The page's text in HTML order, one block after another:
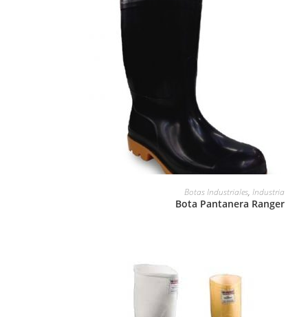
Botas Industriales,Industria
Bota Pantanera Ranger